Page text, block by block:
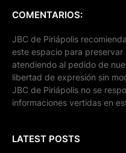
COMENTARIOS:
JBC de Piriápolis
este espacio para preservar
atendiendo al pedido de
libertad de expresión sin
JBC de Piriápolis no se
informaciones vertidas en
LATEST POSTS